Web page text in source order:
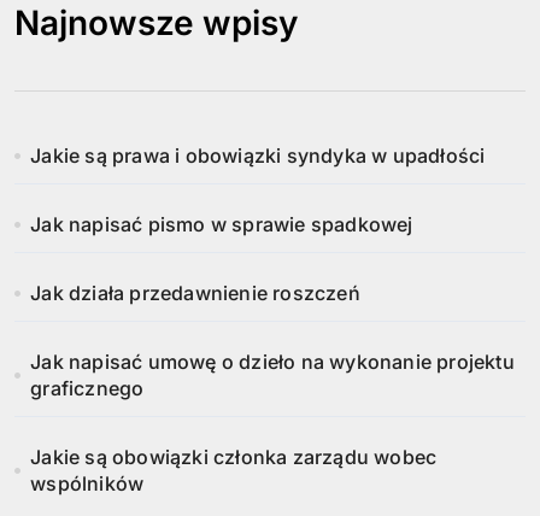
Najnowsze wpisy
Jakie są prawa i obowiązki syndyka w upadłości
Jak napisać pismo w sprawie spadkowej
Jak działa przedawnienie roszczeń
Jak napisać umowę o dzieło na wykonanie projektu
graficznego
Jakie są obowiązki członka zarządu wobec
wspólników